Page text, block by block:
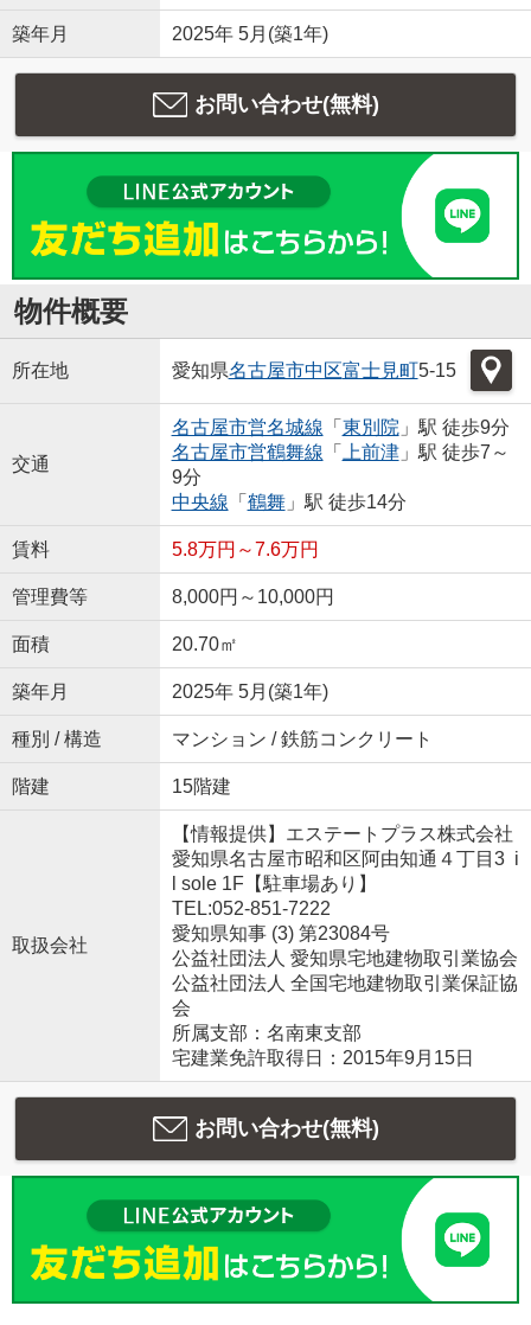
築年月 2025年 5月(築1年)
お問い合わせ(無料)
物件概要
所在地 愛知県名古屋市中区富士見町5-15
交通
名古屋市営名城線 「 東別院 」駅 徒歩9分
名古屋市営鶴舞線 「 上前津」駅 徒歩7～
9分
中央線 「 鶴舞」駅 徒歩14分
賃料 5.8万円～7.6万円
管理費等 8,000円～10,000円
面積 20.70㎡
築年月 2025年 5月(築1年)
種別 / 構造 マンション / 鉄筋コンクリート
階建 15階建
取扱会社
【情報提供】エステートプラス株式会社
愛知県名古屋市昭和区阿由知通４丁目3 i
l sole 1F【駐車場あり】
TEL:052-851-7222
愛知県知事 (3) 第23084号
公益社団法人 愛知県宅地建物取引業協会
公益社団法人 全国宅地建物取引業保証協
会
所属支部：名南東支部
宅建業免許取得日：2015年9月15日
お問い合わせ(無料)